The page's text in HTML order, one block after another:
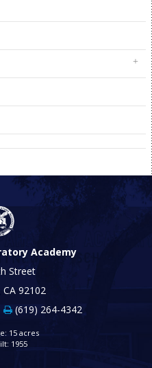
Academy
Street
92102
(619) 264-4342
15 acres
1955